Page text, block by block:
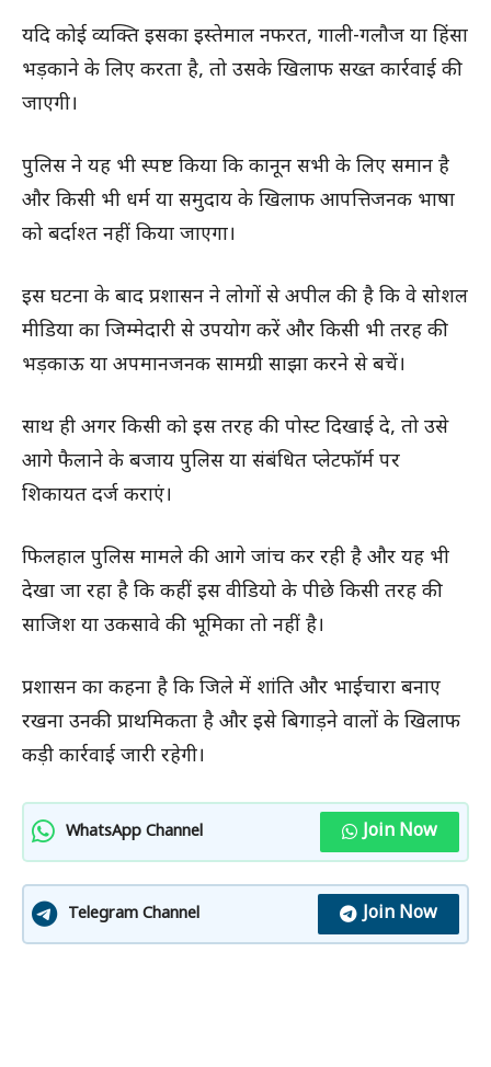
यदि कोई व्यक्ति इसका इस्तेमाल नफरत, गाली-गलौज या हिंसा
भड़काने के लिए करता है, तो उसके खिलाफ सख्त कार्रवाई की
जाएगी।
पुलिस ने यह भी स्पष्ट किया कि कानून सभी के लिए समान है
और किसी भी धर्म या समुदाय के खिलाफ आपत्तिजनक भाषा
को बर्दाश्त नहीं किया जाएगा।
इस घटना के बाद प्रशासन ने लोगों से अपील की है कि वे सोशल
मीडिया का जिम्मेदारी से उपयोग करें और किसी भी तरह की
भड़काऊ या अपमानजनक सामग्री साझा करने से बचें।
साथ ही अगर किसी को इस तरह की पोस्ट दिखाई दे, तो उसे
आगे फैलाने के बजाय पुलिस या संबंधित प्लेटफॉर्म पर
शिकायत दर्ज कराएं।
फिलहाल पुलिस मामले की आगे जांच कर रही है और यह भी
देखा जा रहा है कि कहीं इस वीडियो के पीछे किसी तरह की
साजिश या उकसावे की भूमिका तो नहीं है।
प्रशासन का कहना है कि जिले में शांति और भाईचारा बनाए
रखना उनकी प्राथमिकता है और इसे बिगाड़ने वालों के खिलाफ
कड़ी कार्रवाई जारी रहेगी।
WhatsApp Channel Join Now
Telegram Channel Join Now